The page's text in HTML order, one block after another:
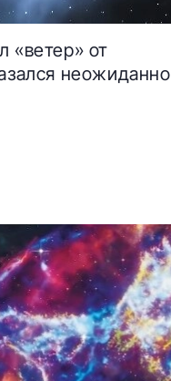
«ветер» от
неожиданно